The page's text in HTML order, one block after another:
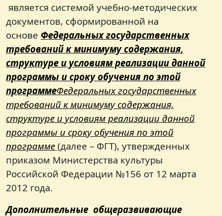
является системой учебно-методических
документов, сформированной на
основе Федеральных государственных
требований к минимуму содержания,
структуре и условиям реализации данной
программы и сроку обучения по этой
программеФедеральных государственных
требований к минимуму содержания,
структуре и условиям реализации данной
программы и сроку обучения по этой
программе (далее – ФГТ), утвержденных
приказом Министерства культуры
Российской Федерации №156 от 12 марта
2012 года.
Дополнительные общеразвивающие